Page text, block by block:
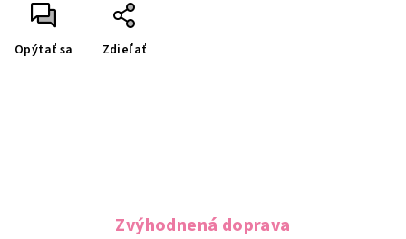
Opýtať sa Zdieľať
Zvýhodnená doprava